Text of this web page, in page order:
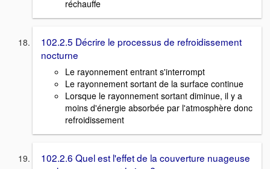
réchauffe
102.2.5 Décrire le processus de refroidissement
nocturne
Le rayonnement entrant s'interrompt
Le rayonnement sortant de la surface continue
Lorsque le rayonnement sortant diminue, il y a
moins d'énergie absorbée par l'atmosphère donc
refroidissement
102.2.6 Quel est l'effet de la couverture nuageuse